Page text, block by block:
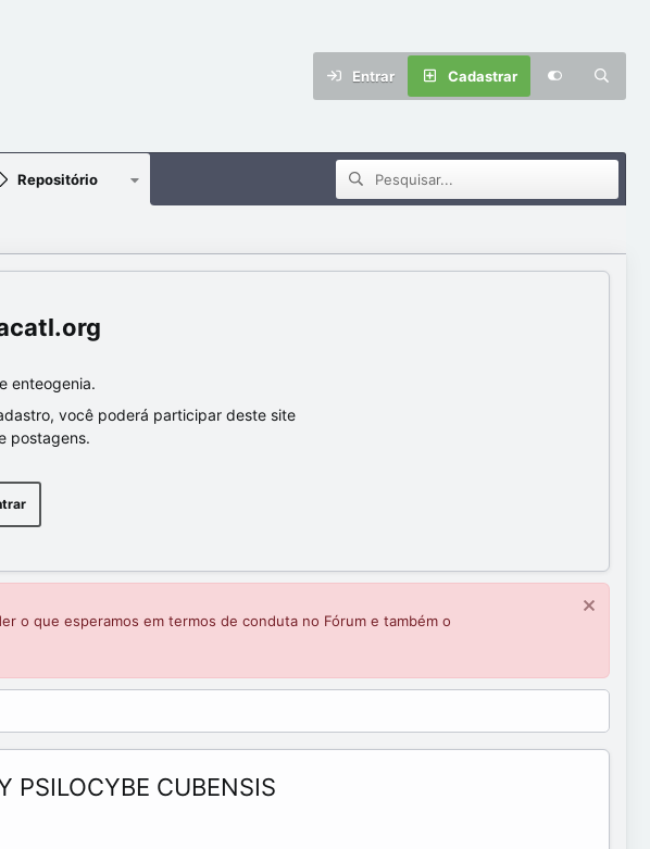
Entrar Cadastrar
Repositório
enteogenia.
você poderá participar deste site
postagens.
o que esperamos em termos de conduta no Fórum e também o
PSILOCYBE CUBENSIS